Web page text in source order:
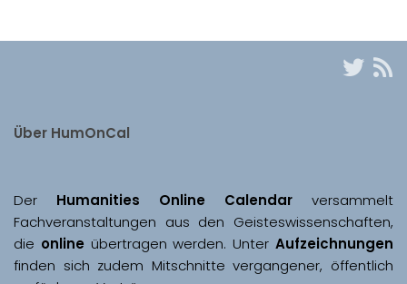
Über HumOnCal
Der Humanities Online Calendar versammelt
Fachveranstaltungen aus den Geisteswissenschaften,
die online übertragen werden. Unter Aufzeichnungen
finden sich zudem Mitschnitte vergangener, öffentlich